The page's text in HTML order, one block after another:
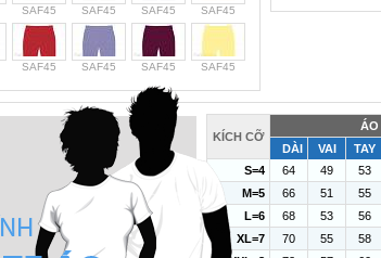
SAF45 SAF45 SAF45 SAF45
SAF45 SAF45 SAF45 SAF45
KÍCH CỠ
ÁO
DÀI
VAI TAY
S=4
64 49 53
M=5
66 51 55
L=6
68 53 56
XL=7
70 55 58